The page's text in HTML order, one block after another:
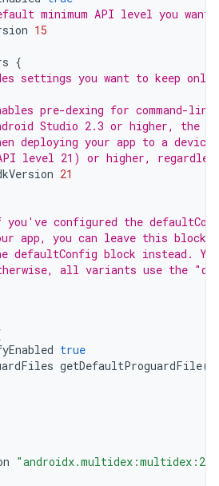
minimum API level you want
15
{
settings you want to keep only
pre-dexing for command-
Studio 2.3 or higher, the
deploying your app to a device
level 21) or higher, regardless
21
configured the
app, you can leave this block
defaultConfig block instead.
all variants use the
true
getDefaultProguardFile(